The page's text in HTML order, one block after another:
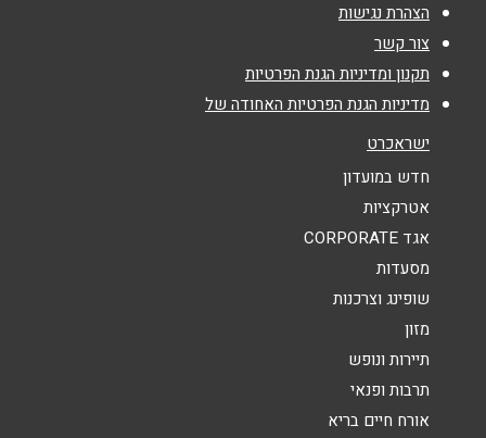
שם מלא*
טלפון*
נושא*
אנא חזרו אלי בקשר ל...
הודעה
הצהרת נגישות
צור קשר
תקנון ומדיניות הגנת הפרטיות
מדיניות הגנת הפרטיות האחודה של
ישראכרט
חדש במועדון
אטרקציות
אגד CORPORATE
מסעדות
שופינג וצרכנות
מזון
תיירות ונופש
תרבות ופנאי
אורח חיים בריא